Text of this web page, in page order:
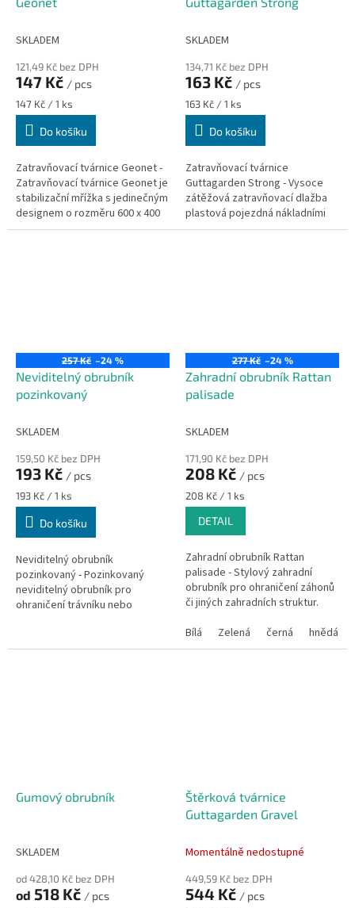
SKLADEM
121,49 Kč bez DPH
147 Kč / pcs
Měrná
cena:
147 Kč / 1 ks
Do košíku
Zatravňovací tvárnice Geonet -
Zatravňovací tvárnice Geonet je
stabilizační mřížka s jedinečným
designem o rozměru 600 x 400
mm. Využít jí můžete jak k
SKLADEM
134,71 Kč bez DPH
163 Kč / pcs
Měrná
cena:
163 Kč / 1 ks
Do košíku
Zatravňovací tvárnice
Guttagarden Strong - Vysoce
zátěžová zatravňovací dlažba
plastová pojezdná nákladními
automobily. Vhodná pro zvlášť
257 Kč –24 %
Neviditelný obrubník
pozinkovaný
SKLADEM
159,50 Kč bez DPH
193 Kč / pcs
Měrná
cena:
193 Kč / 1 ks
Do košíku
Neviditelný obrubník
pozinkovaný - Pozinkovaný
neviditelný obrubník pro
ohraničení trávníku nebo
zámkové dlažby.
277 Kč –24 %
Zahradní obrubník Rattan
palisade
SKLADEM
171,90 Kč bez DPH
208 Kč / pcs
Měrná
cena:
208 Kč / 1 ks
DETAIL
Zahradní obrubník Rattan
palisade - Stylový zahradní
obrubník pro ohraničení záhonů
či jiných zahradních struktur.
a UV odolností.
Bílá Zelená černá hnědá
Gumový obrubník
SKLADEM
od 428,10 Kč bez DPH
od 518 Kč / pcs
Štěrková tvárnice
Guttagarden Gravel
Momentálně nedostupné
449,59 Kč bez DPH
544 Kč / pcs